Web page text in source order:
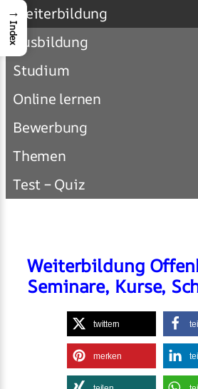
Weiterbildung
Ausbildung
Studium
Online lernen
Bewerbung
Themen
Test – Quiz
Weiterbildung
Seminare, Kurse,
twittern
merken
→
Index